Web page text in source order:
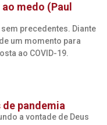
medo (Paul
precedentes. Diante
um momento para
ao COVID-19.
de pandemia
a vontade de Deus